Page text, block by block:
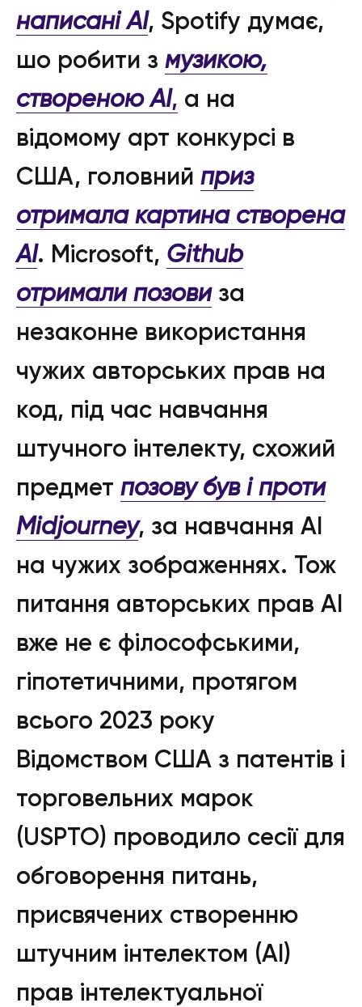
написані АІ, Spotify думає,
шо робити з музикою,
створеною АІ, а на
відомому арт конкурсі в
США, головний приз
отримала картина створена
АІ. Microsoft, Github
отримали позовиза
незаконне використання
чужих авторських прав на
код, під час навчання
штучного інтелекту, схожий
предмет позову був і проти
Midjourney, за навчання АІ
на чужих зображеннях. Тож
питання авторських прав АІ
вже не є філософськими,
гіпотетичними, протягом
всього 2023 року
Відомством США з патентів і
торговельних марок
(USPTO) проводило сесії для
обговорення питань,
присвячених створенню
штучним інтелектом (АІ)
прав інтелектуальної